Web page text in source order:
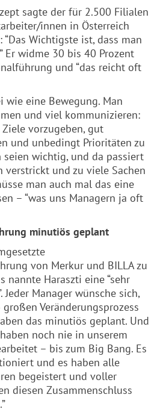
sagte der für 2.500 Filialen
innen in Österreich
Wichtigste ist, dass man
Er widme 30 bis 40 Prozent
und “das reicht oft
wie eine Bewegung. Man
und viel kommunizieren:
vorzugeben, gut
und unbedingt Prioritäten zu
seien wichtig, und da passiert
verstrickt und zu viele Sachen
man auch mal das eine
– “was uns Managern ja oft
minutiös geplant
von Merkur und BILLA zu
nannte Haraszti eine “sehr
Jeder Manager wünsche sich,
Veränderungsprozess
das minutiös geplant. Und
noch nie in unserem
– bis zum Big Bang. Es
und es haben alle
begeistert und voller
diesen Zusammenschluss